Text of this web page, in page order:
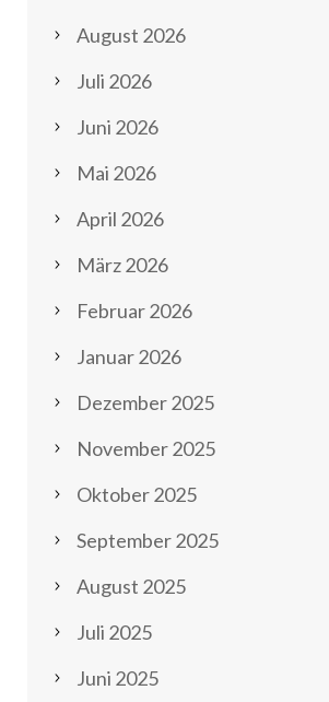
August 2026
Juli 2026
Juni 2026
Mai 2026
April 2026
März 2026
Februar 2026
Januar 2026
Dezember 2025
November 2025
Oktober 2025
September 2025
August 2025
Juli 2025
Juni 2025